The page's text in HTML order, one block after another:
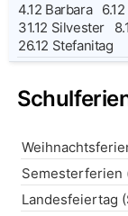
4.12 Barbara 6.12
31.12 Silvester
26.12 Stefanitag
Semesterferien
Landesfeiertag